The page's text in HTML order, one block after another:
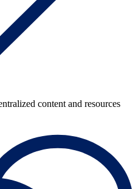
content and resources